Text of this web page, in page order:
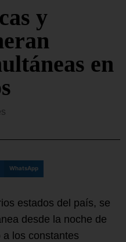
y
en
WhatsApp
estados del país, se
desde la noche de
los constantes